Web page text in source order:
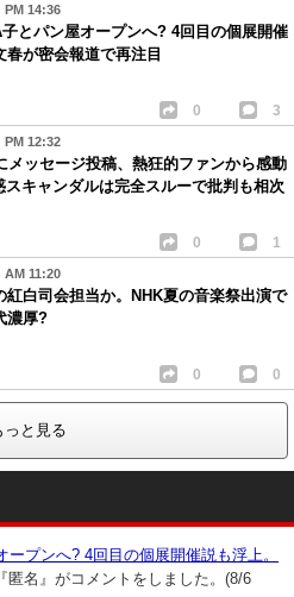
PM 14:36
とパン屋オープンへ? 4回目の個展開催
春が密会報道で再注目
0 3
PM 12:32
メッセージ投稿、熱狂的ファンから感動
スキャンダルは完全スルーで批判も相次
0 1
AM 11:20
紅白司会担当か。NHK夏の音楽祭出演で
濃厚?
0 0
っと見る
プンへ? 4回目の個展開催説も浮上。
匿名』がコメントをしました。(8/6